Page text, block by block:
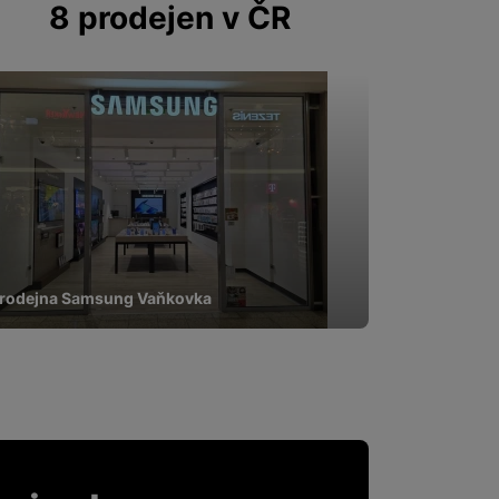
souhrnně a
nebo reklamy jak
8 prodejen v ČR
Samsung Vaňkovka